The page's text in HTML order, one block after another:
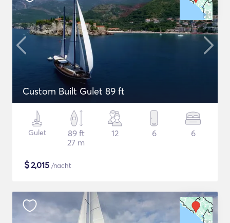
Custom Built Gulet 89 ft
Gulet
89 ft
27 m
12 6 6
$2,015 /nacht